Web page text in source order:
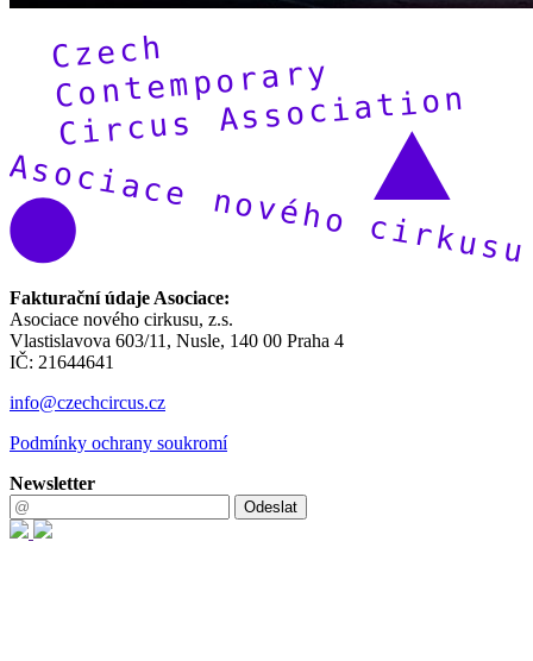
Fakturační údaje Asociace:
Asociace nového cirkusu, z.s.
Vlastislavova 603/11, Nusle, 140 00 Praha 4
IČ: 21644641
info@czechcircus.cz
Podmínky ochrany soukromí
Newsletter
Odeslat